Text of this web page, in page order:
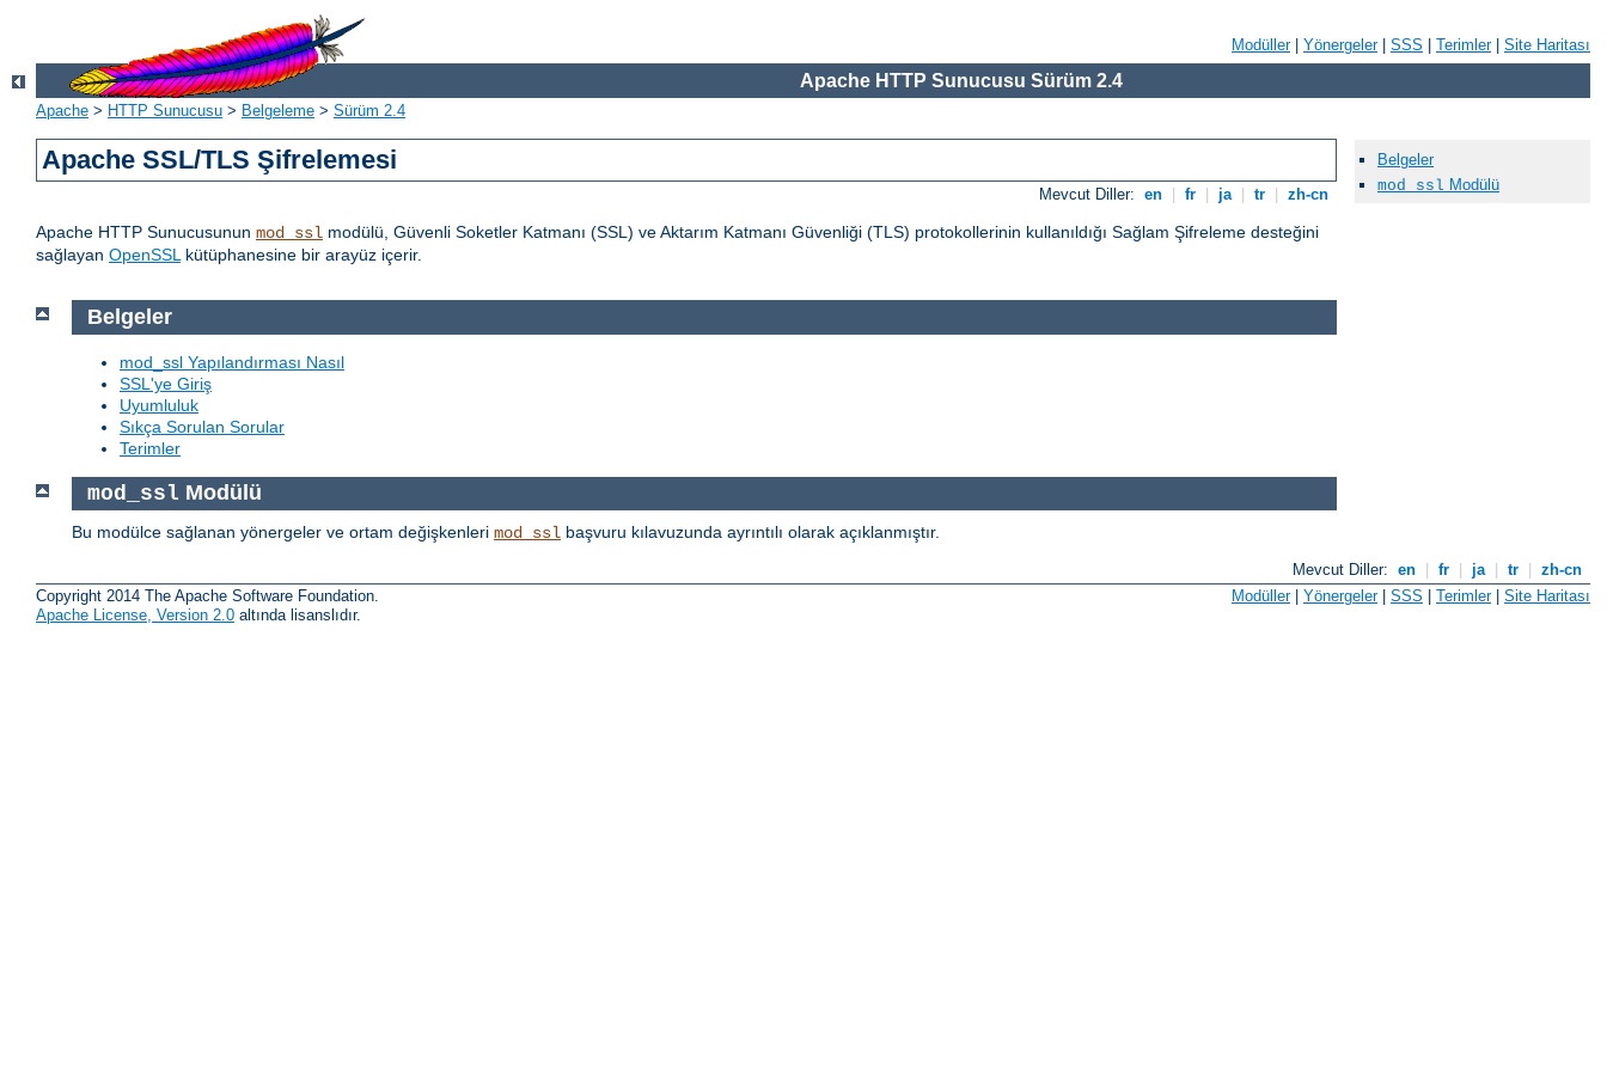
Modüller| Yönergeler| SSS Terimler| Site Haritası
Apache HTTP Sunucusu Sürüm 2.4
Apache > HTTP Sunucusu > Belgeleme > Sürüm 2.4
Apache SSL/TLS Şifrelemesi
Mevcut Diller: en fr ja tr zh-cn
Apache HTTP Sunucusunun mod_ssl modülü, Güvenli Soketler Katmanı (SSL) ve Aktarım Katmanı Güvenliği (TLS) protokollerinin kullanıldığı Sağlam Şifreleme desteğini
sağlayan OpenSSLkütüphanesine bir arayüz içerir.
Belgeler
mod_ssl Modülü
Belgeler
mod_ssl Yapılandırması Nasıl
SSL'ye Giriş
Uyumluluk
Sıkça Sorulan Sorular
Terimler
mod_ssl Modülü
Bu modülce sağlanan yönergeler ve ortam değişkenleri mod_ssl başvuru kılavuzunda ayrıntılı olarak açıklanmıştır.
Mevcut Diller: en fr ja tr
zh-cn
Copyright 2014 The Apache Software Foundation.
Apache License, Version 2.0 altında lisanslıdır.
Modüller| Yönergeler| SSS Terimler| Site Haritası